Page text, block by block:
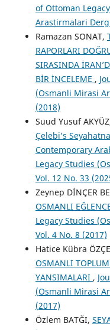
of Ottoman
Arastirmalari
Ramazan SONAT,
RAPORLARI
SIRASINDA
BİR İNCELEME ,
(Osmanli Mirasi
(2018)
Suud Yusuf
Çelebi’s
Contemporary
Legacy Studies
Vol. 12 No. 33
Zeynep DİNÇER
OSMANLI
Legacy Studies
Vol. 4 No. 8 (2017)
Hatice Kübra
OSMANLI
YANSIMALARI ,
(Osmanli Mirasi
(2017)
Özlem BATĞI,